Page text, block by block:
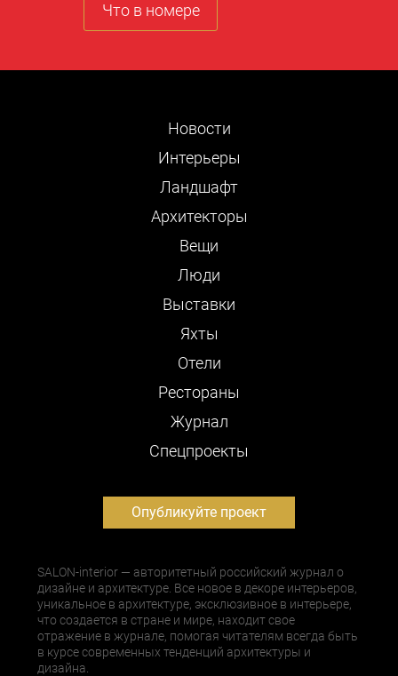
Что в номере
Новости
Интерьеры
Ландшафт
Архитекторы
Вещи
Люди
Выставки
Яхты
Отели
Рестораны
Журнал
Cпецпроекты
Опубликуйте проект
SALON-interior — авторитетный российский журнал о
дизайне и архитектуре. Все новое в декоре интерьеров,
уникальное в архитектуре, эксклюзивное в интерьере,
что создается в стране и мире, находит свое
отражение в журнале, помогая читателям всегда быть
в курсе современных тенденций архитектуры и
дизайна.